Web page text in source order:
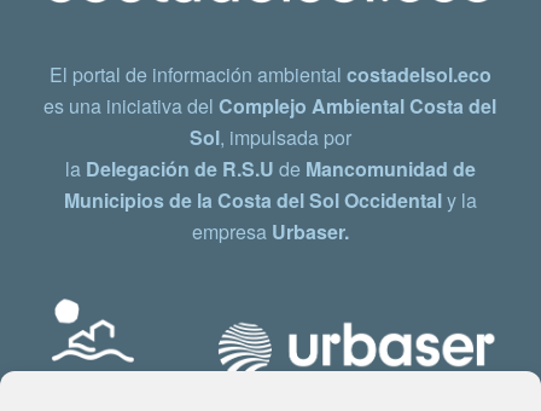
El portal de información ambiental costadelsol.eco
es una iniciativa delComplejo Ambiental Costa del
Sol, impulsada por
la Delegación de R.S.U de Mancomunidad de
Municipios de la Costa del Sol Occidentaly la
empresa Urbaser.